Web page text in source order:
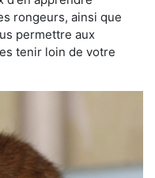
rongeurs, ainsi que
permettre aux
tenir loin de votre